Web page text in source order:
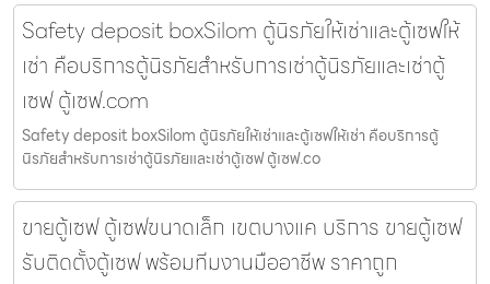
Safety deposit boxSilom ตู้นิรภัยให้เช่าและตู้เซฟให้
เช่า คือบริการตู้นิรภัยสำหรับการเช่าตู้นิรภัยและเช่าตู้
เซฟ ตู้เซฟ.com
Safety deposit boxSilom ตู้นิรภัยให้เช่าและตู้เซฟให้เช่า คือบริการตู้
นิรภัยสำหรับการเช่าตู้นิรภัยและเช่าตู้เซฟ ตู้เซฟ.co
ขายตู้เซฟ ตู้เซฟขนาดเล็ก เขตบางแค บริการ ขายตู้เซฟ
รับติดตั้งตู้เซฟ พร้อมทีมงานมืออาชีพ ราคาถูก